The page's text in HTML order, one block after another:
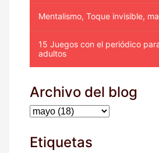
Mentalismo, Toque invisible,
15 Juegos con el periódico
adultos
Archivo del blog
Etiquetas